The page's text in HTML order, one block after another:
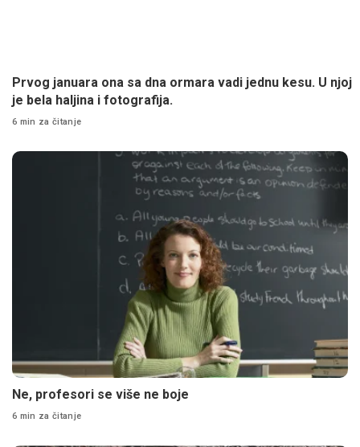
Prvog januara ona sa dna ormara vadi jednu kesu. U njoj
je bela haljina i fotografija.
6 min za čitanje
Ne, profesori se više ne boje
6 min za čitanje